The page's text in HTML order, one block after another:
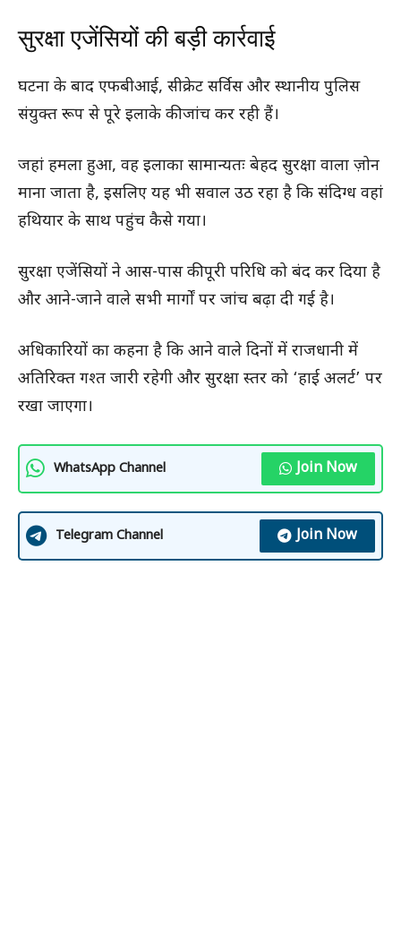
सुरक्षा एजेंसियों की बड़ी कार्रवाई
घटना के बाद एफबीआई, सीक्रेट सर्विस और स्थानीय पुलिस
संयुक्त रूप से पूरे इलाके की जांच कर रही हैं।
जहां हमला हुआ, वह इलाका सामान्यतः बेहद सुरक्षा वाला ज़ोन
माना जाता है, इसलिए यह भी सवाल उठ रहा है कि संदिग्ध वहां
हथियार के साथ पहुंच कैसे गया।
सुरक्षा एजेंसियों ने आस-पास की पूरी परिधि को बंद कर दिया है
और आने-जाने वाले सभी मार्गों पर जांच बढ़ा दी गई है।
अधिकारियों का कहना है कि आने वाले दिनों में राजधानी में
अतिरिक्त गश्त जारी रहेगी और सुरक्षा स्तर को ‘हाई अलर्ट’ पर
रखा जाएगा।
WhatsApp Channel Join Now
Telegram Channel Join Now